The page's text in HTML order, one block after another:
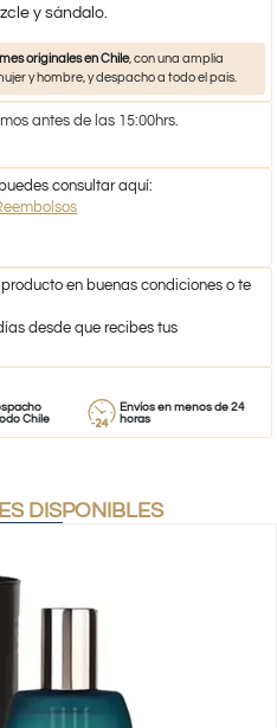
y sándalo.
originales en Chile, con una amplia
y hombre, y despacho a todo el país.
antes de las 15:00hrs.
consultar aquí:
en buenas condiciones o te
desde que recibes tus
Envíos en menos de 24
horas
DISPONIBLES